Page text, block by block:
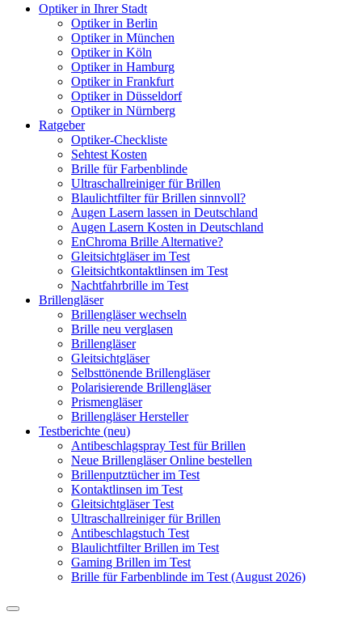
Optiker in Ihrer Stadt
Optiker in Berlin
Optiker in München
Optiker in Köln
Optiker in Hamburg
Optiker in Frankfurt
Optiker in Düsseldorf
Optiker in Nürnberg
Ratgeber
Optiker-Checkliste
Sehtest Kosten
Brille für Farbenblinde
Ultraschallreiniger für Brillen
Blaulichtfilter für Brillen sinnvoll?
Augen Lasern lassen in Deutschland
Augen Lasern Kosten in Deutschland
EnChroma Brille Alternative?
Gleitsichtgläser im Test
Gleitsichtkontaktlinsen im Test
Nachtfahrbrille im Test
Brillengläser
Brillengläser wechseln
Brille neu verglasen
Brillengläser
Gleitsichtgläser
Selbsttönende Brillengläser
Polarisierende Brillengläser
Prismengläser
Brillengläser Hersteller
Testberichte (neu)
Antibeschlagspray Test für Brillen
Neue Brillengläser Online bestellen
Brillenputztücher im Test
Kontaktlinsen im Test
Gleitsichtgläser Test
Ultraschallreiniger für Brillen
Antibeschlagstuch Test
Blaulichtfilter Brillen im Test
Gaming Brillen im Test
Brille für Farbenblinde im Test (August 2026)